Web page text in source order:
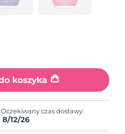
koszyka
Oczekiwany czas dostawy:
8/12/26